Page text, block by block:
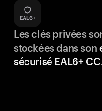
Les clés privées
stockées dans son
sécurisé EAL6+ CC.